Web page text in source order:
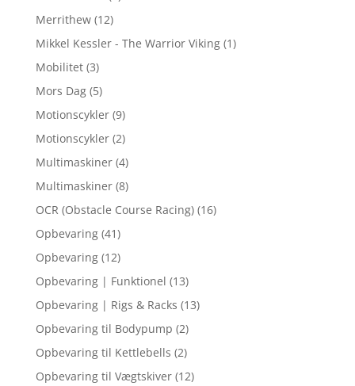
Merrithew (12)
Mikkel Kessler - The Warrior Viking (1)
Mobilitet (3)
Mors Dag (5)
Motionscykler (9)
Motionscykler (2)
Multimaskiner (4)
Multimaskiner (8)
OCR (Obstacle Course Racing) (16)
Opbevaring (41)
Opbevaring (12)
Opbevaring | Funktionel (13)
Opbevaring | Rigs & Racks (13)
Opbevaring til Bodypump (2)
Opbevaring til Kettlebells (2)
Opbevaring til Vægtskiver (12)